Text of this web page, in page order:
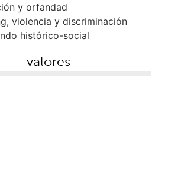
valores
y orfandad
violencia y discriminación
histórico-social